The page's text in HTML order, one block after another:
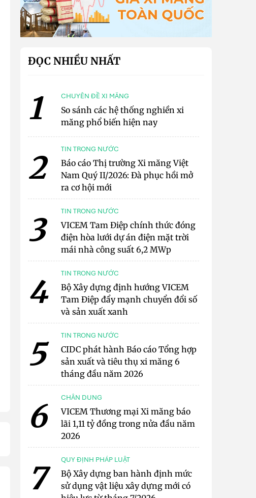
ĐỌC NHIỀU NHẤT
1 CHUYÊN ĐỀ XI MĂNG
So sánh các hệ thống nghiền xi
măng phổ biến hiện nay
2 TIN TRONG NƯỚC
Báo cáo Thị trường Xi măng Việt
Nam Quý II/2026: Đà phục hồi mở
ra cơ hội mới
3 TIN TRONG NƯỚC
VICEM Tam Điệp chính thức đóng
điện hòa lưới dự án điện mặt trời
mái nhà công suất 6,2 MWp
4 TIN TRONG NƯỚC
Bộ Xây dựng định hướng VICEM
Tam Điệp đẩy mạnh chuyển đổi số
và sản xuất xanh
5 TIN TRONG NƯỚC
CIDC phát hành Báo cáo Tổng hợp
sản xuất và tiêu thụ xi măng 6
tháng đầu năm 2026
6 CHÂN DUNG
VICEM Thương mại Xi măng báo
lãi 1,11 tỷ đồng trong nửa đầu năm
2026
7 QUY ĐỊNH PHÁP LUẬT
Bộ Xây dựng ban hành định mức
sử dụng vật liệu xây dựng mới có